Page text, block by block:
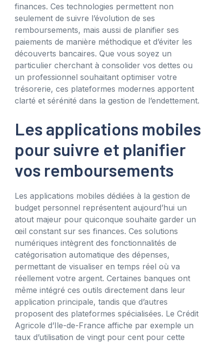
finances. Ces technologies permettent non
seulement de suivre l’évolution de ses
remboursements, mais aussi de planifier ses
paiements de manière méthodique et d’éviter les
découverts bancaires. Que vous soyez un
particulier cherchant à consolider vos dettes ou
un professionnel souhaitant optimiser votre
trésorerie, ces plateformes modernes apportent
clarté et sérénité dans la gestion de l’endettement.
Les applications mobiles
pour suivre et planifier
vos remboursements
Les applications mobiles dédiées à la gestion de
budget personnel représentent aujourd’hui un
atout majeur pour quiconque souhaite garder un
œil constant sur ses finances. Ces solutions
numériques intègrent des fonctionnalités de
catégorisation automatique des dépenses,
permettant de visualiser en temps réel où va
réellement votre argent. Certaines banques ont
même intégré ces outils directement dans leur
application principale, tandis que d’autres
proposent des plateformes spécialisées. Le Crédit
Agricole d’Ile-de-France affiche par exemple un
taux d’utilisation de vingt pour cent pour cette